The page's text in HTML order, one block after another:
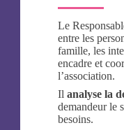
Le
entre les
famille, les
encadre et
l’association.
Ilanalyse la
demandeur le
besoins.